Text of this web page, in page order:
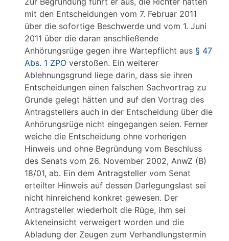
mit den Entscheidungen vom 7. Februar 2011
über die sofortige Beschwerde und vom 1. Juni
2011 über die daran anschließende
Anhörungsrüge gegen ihre Wartepflicht aus § 47
Abs. 1 ZPO verstoßen. Ein weiterer
Ablehnungsgrund liege darin, dass sie ihren
Entscheidungen einen falschen Sachvortrag zu
Grunde gelegt hätten und auf den Vortrag des
Antragstellers auch in der Entscheidung über die
Anhörungsrüge nicht eingegangen seien. Ferner
weiche die Entscheidung ohne vorherigen
Hinweis und ohne Begründung vom Beschluss
des Senats vom 26. November 2002, AnwZ (B)
18/01, ab. Ein dem Antragsteller vom Senat
erteilter Hinweis auf dessen Darlegungslast sei
nicht hinreichend konkret gewesen. Der
Antragsteller wiederholt die Rüge, ihm sei
Akteneinsicht verweigert worden und die
Abladung der Zeugen zum Verhandlungstermin